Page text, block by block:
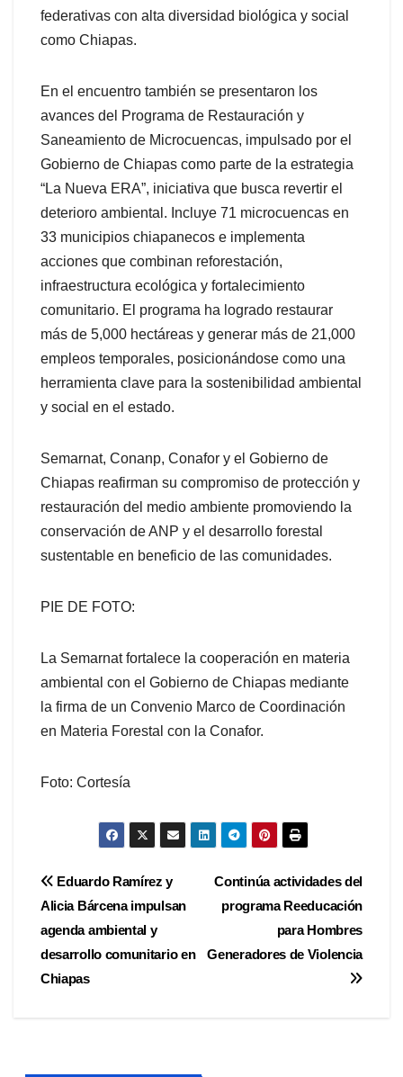
federativas con alta diversidad biológica y social
como Chiapas.
En el encuentro también se presentaron los
avances del Programa de Restauración y
Saneamiento de Microcuencas, impulsado por el
Gobierno de Chiapas como parte de la estrategia
“La Nueva ERA”, iniciativa que busca revertir el
deterioro ambiental. Incluye 71 microcuencas en
33 municipios chiapanecos e implementa
acciones que combinan reforestación,
infraestructura ecológica y fortalecimiento
comunitario. El programa ha logrado restaurar
más de 5,000 hectáreas y generar más de 21,000
empleos temporales, posicionándose como una
herramienta clave para la sostenibilidad ambiental
y social en el estado.
Semarnat, Conanp, Conafor y el Gobierno de
Chiapas reafirman su compromiso de protección y
restauración del medio ambiente promoviendo la
conservación de ANP y el desarrollo forestal
sustentable en beneficio de las comunidades.
PIE DE FOTO:
La Semarnat fortalece la cooperación en materia
ambiental con el Gobierno de Chiapas mediante
la firma de un Convenio Marco de Coordinación
en Materia Forestal con la Conafor.
Foto: Cortesía
Navegación
de
entradas
Continúa actividades del
programa Reeducación
para Hombres
Generadores de Violencia
Eduardo Ramírez y
Alicia Bárcena impulsan
agenda ambiental y
desarrollo comunitario en
Chiapas